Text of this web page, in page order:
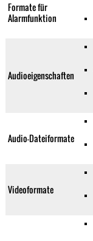
Formate für
Alarmfunktion
Audioeigenschaften
Audio-Dateiformate
Videoformate